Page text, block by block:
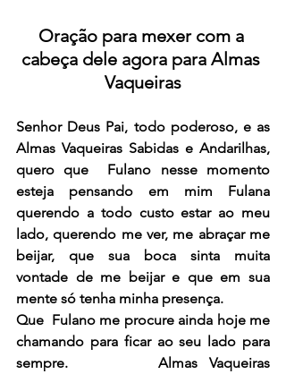
Oração para mexer com a
cabeça dele agora para Almas
Vaqueiras
Senhor Deus Pai, todo poderoso, e as
Almas Vaqueiras Sabidas e Andarilhas,
quero que  Fulano nesse momento
esteja pensando em mim Fulana
querendo a todo custo estar ao meu
lado, querendo me ver, me abraçar me
beijar, que sua boca sinta muita
vontade de me beijar e que em sua
mente só tenha minha presença.
Que  Fulano me procure ainda hoje me
chamando para ficar ao seu lado para
sempre.
Almas Vaqueiras